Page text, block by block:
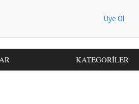
Üye Ol
KATEGORİLER